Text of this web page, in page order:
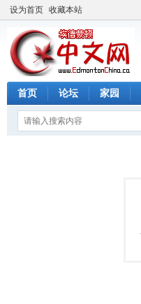
设为首页 收藏本站
首页 论坛 家园